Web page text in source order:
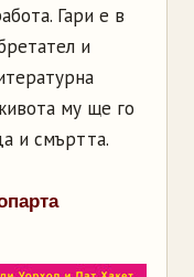
Гари е в
и
му ще го
и смъртта.